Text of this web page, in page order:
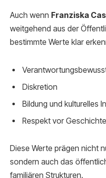
Auch wenn Franziska
weitgehend aus der
bestimmte Werte klar
Diskretion
Bildung und kulturelles
Respekt vor
Diese Werte prägen nicht
sondern auch das
familiären Strukturen.